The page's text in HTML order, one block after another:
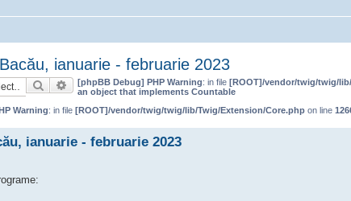
ianuarie - februarie 2023
CăutareCăutare avansată
[phpBB Debug] PHP Warning: in file [ROOT]/vendor/twig/twig/
an object that implements Countable
Warning: in file [ROOT]/vendor/twig/twig/lib/Twig/Extension/Core.php on line
ianuarie - februarie 2023